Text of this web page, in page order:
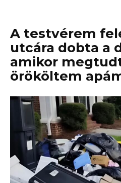
A testvérem
utcára dobta a
amikor
örököltem